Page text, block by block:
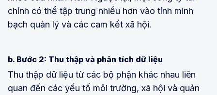
chính có thể tập trung nhiều hơn vào tính minh
bạch quản lý và các cam kết xã hội.
b. Bước 2: Thu thập và phân tích dữ liệu
Thu thập dữ liệu từ các bộ phận khác nhau liên
quan đến các yếu tố môi trường, xã hội và quản